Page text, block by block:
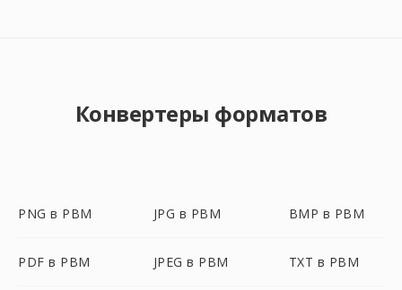
Конвертеры форматов
PNG в PBM JPG в PBM BMP в PBM
PDF в PBM JPEG в PBM TXT в PBM